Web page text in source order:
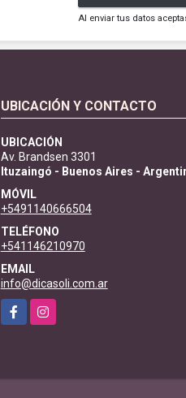
Al enviar tus datos
UBICACIÓN Y CONTACTO
UBICACIÓN
Av. Brandsen 3301
Ituzaingó - Buenos Aires -
MÓVIL
+5491140666504
TELÉFONO
+541146210970
EMAIL
info@dicasoli.com.ar
FacebookInstagram